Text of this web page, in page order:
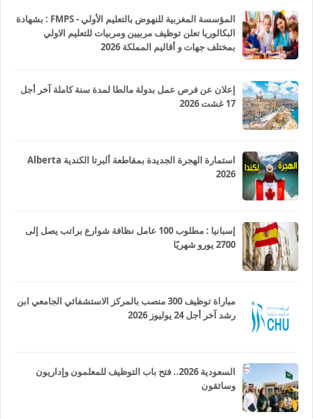
المؤسسة المغربية للنهوض بالتعليم الأولي - FMPS : بشهادة
البكالوريا تعلن توظيف مربيين ومربيات للتعليم الاولي
بمختلف جهات و أقاليم المملكة 2026
إعلان عن فرص عمل بدولة مالطا لمدة سنة كاملة آخر أجل
17 غشت 2026
استمارة الهجرة الجديدة بمقاطعة ألبرتا الكندية Alberta
2026
إسبانيا : مطلوب 100 عامل نظافة شوارع براتب يصل إلى
2700 يورو شهريًا
مباراة توظيف 300 منصب بالمركز الاستشفائي الجامعي ابن
رشد آخر أجل 24 يوليوز 2026
السعودية 2026.. فتح باب التوظيف للمعلمون وإداريون
وسائقون